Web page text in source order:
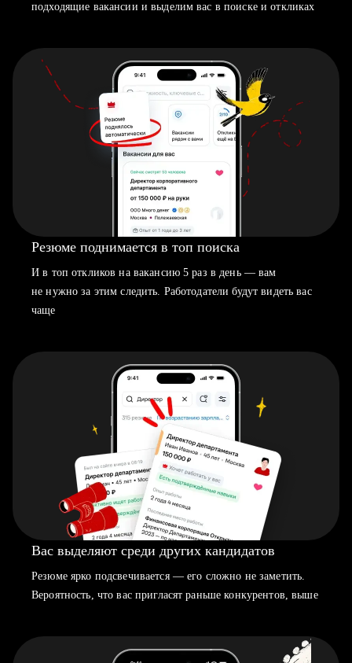
подходящие вакансии и выделим вас в поиске и откликах
Резюме поднимается в топ поиска
И в топ откликов на вакансию 5 раз в день — вам
не нужно за этим следить. Работодатели будут видеть вас
чаще
Вас выделяют среди других кандидатов
Резюме ярко подсвечивается — его сложно не заметить.
Вероятность, что вас пригласят раньше конкурентов, выше